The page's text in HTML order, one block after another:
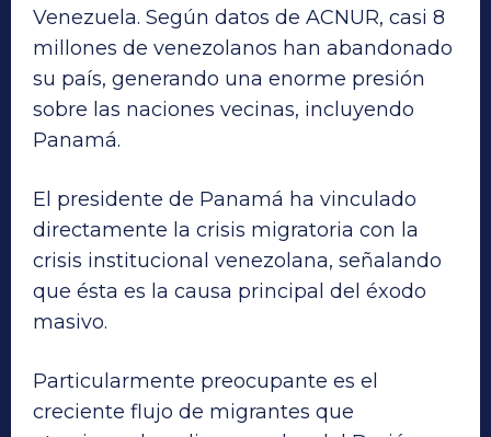
Venezuela. Según datos de ACNUR, casi 8
millones de venezolanos han abandonado
su país, generando una enorme presión
sobre las naciones vecinas, incluyendo
Panamá.
El presidente de Panamá ha vinculado
directamente la crisis migratoria con la
crisis institucional venezolana, señalando
que ésta es la causa principal del éxodo
masivo.
Particularmente preocupante es el
creciente flujo de migrantes que